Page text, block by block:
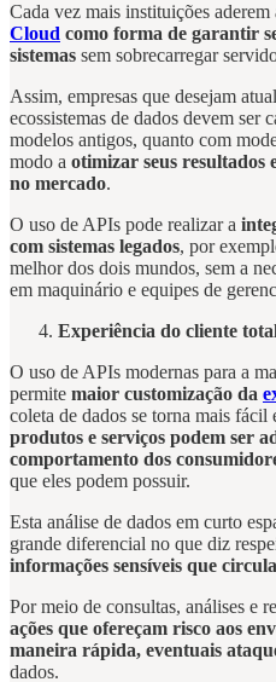
Cada vez mais instituições
Cloud como forma de garantir
sistemas sem sobrecarregar
Assim, empresas que desejam
ecossistemas de dados devem ser
modelos antigos, quanto com
modo a otimizar seus resultados
no mercado.
O uso de APIs pode realizar a
com sistemas legados, por
melhor dos dois mundos, sem a
em maquinário e equipes de
Experiência do cliente
O uso de APIs modernas para a
permite maior customização da
coleta de dados se torna mais fácil
produtos e serviços podem ser
comportamento dos
que eles podem possuir.
Esta análise de dados em curto
grande diferencial no que diz
informações sensíveis que
Por meio de consultas, análises e
ações que ofereçam risco aos
maneira rápida, eventuais
dados.